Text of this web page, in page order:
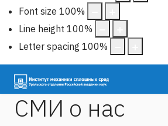
Font size 100%
Line height 100%
Letter spacing 100%
СМИ о нас